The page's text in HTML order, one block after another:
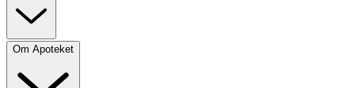
Om Apoteket